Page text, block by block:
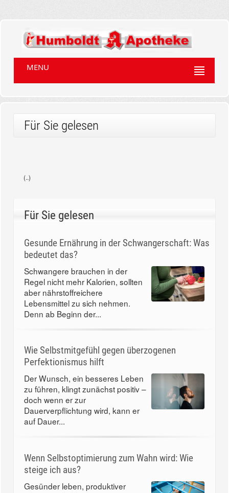
MENU
Für Sie gelesen
(..)
Für Sie gelesen
Gesunde Ernährung in der Schwangerschaft: Was
bedeutet das?
Schwangere brauchen in der
Regel nicht mehr Kalorien, sollten
aber nährstoffreichere
Lebensmittel zu sich nehmen.
Denn ab Beginn der...
Wie Selbstmitgefühl gegen überzogenen
Perfektionismus hilft
Der Wunsch, ein besseres Leben
zu führen, klingt zunächst positiv –
doch wenn er zur
Dauerverpflichtung wird, kann er
auf Dauer...
Wenn Selbstoptimierung zum Wahn wird: Wie
steige ich aus?
Gesünder leben, produktiver